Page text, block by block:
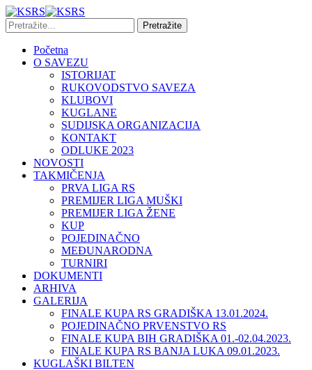
Početna
O SAVEZU
ISTORIJAT
RUKOVODSTVO SAVEZA
KLUBOVI
KUGLANE
SUDIJSKA ORGANIZACIJA
KONTAKT
ODLUKE 2023
NOVOSTI
TAKMIČENJA
PRVA LIGA RS
PREMIJER LIGA MUŠKI
PREMIJER LIGA ŽENE
KUP
POJEDINAČNO
MEĐUNARODNA
TURNIRI
DOKUMENTI
ARHIVA
GALERIJA
FINALE KUPA RS GRADIŠKA 13.01.2024.
POJEDINAČNO PRVENSTVO RS
FINALE KUPA BIH GRADIŠKA 01.-02.04.2023.
FINALE KUPA RS BANJA LUKA 09.01.2023.
KUGLAŠKI BILTEN